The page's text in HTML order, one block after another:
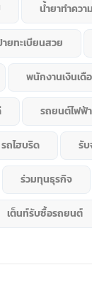
น้ำยาทำควา
ยทะเบียนสวย
พนักงานเงินเดื
รถยนต์ไฟฟ้า
รถไฮบริด รั
ร่วมทุนธุรกิจ
เต็นท์รับซื้อรถยนต์